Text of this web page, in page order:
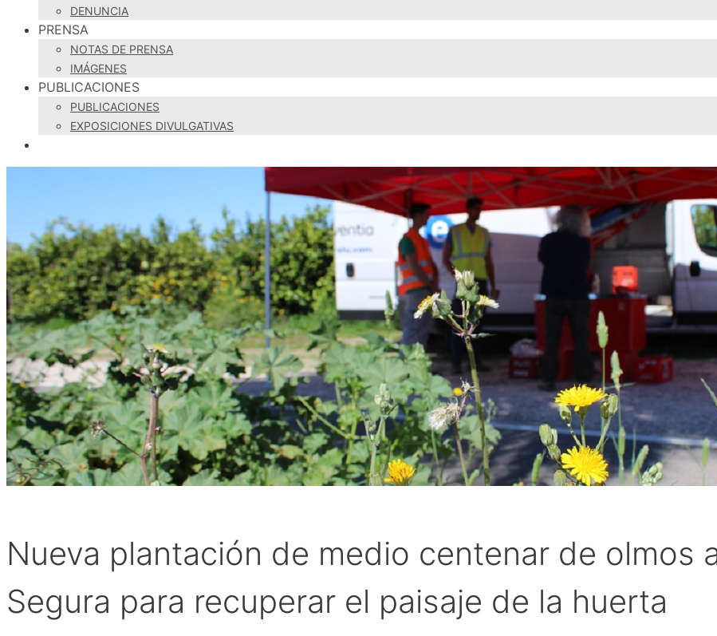
DENUNCIA
PRENSA
NOTAS DE PRENSA
IMÁGENES
PUBLICACIONES
PUBLICACIONES
EXPOSICIONES DIVULGATIVAS
Nueva plantación de medio centenar de olmos
Segura para recuperar el paisaje de la huerta